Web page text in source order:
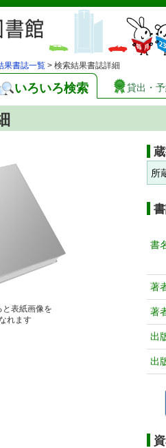
果書誌一覧 > 検索結果書誌詳細
いろいろ検索 貸出・
と表紙画像を
れます
所
書
著
著
出
出